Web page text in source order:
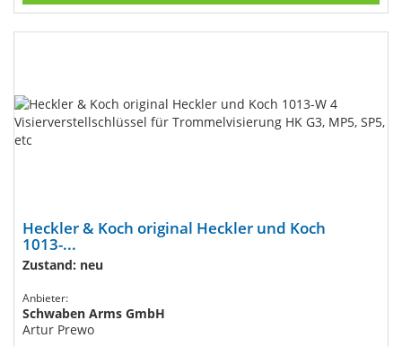
Heckler & Koch original Heckler und Koch
1013-...
Zustand: neu
Anbieter:
Schwaben Arms GmbH
Artur Prewo